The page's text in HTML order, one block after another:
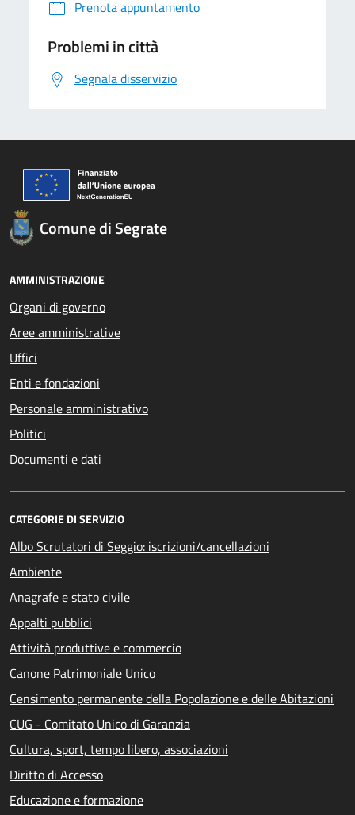
Prenota appuntamento
Problemi in città
Segnala disservizio
Comune di Segrate
AMMINISTRAZIONE
Organi di governo
Aree amministrative
Uffici
Enti e fondazioni
Personale amministrativo
Politici
Documenti e dati
CATEGORIE DI SERVIZIO
Albo Scrutatori di Seggio: iscrizioni/cancellazioni
Ambiente
Anagrafe e stato civile
Appalti pubblici
Attività produttive e commercio
Canone Patrimoniale Unico
Censimento permanente della Popolazione e delle Abitazioni
CUG - Comitato Unico di Garanzia
Cultura, sport, tempo libero, associazioni
Diritto di Accesso
Educazione e formazione